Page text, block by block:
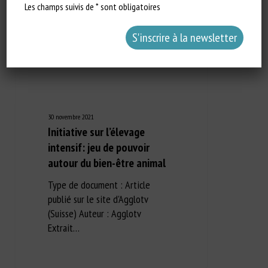
30 novembre 2021
Initiative sur l’élevage
intensif: jeu de pouvoir
autour du bien-être animal
Type de document : Article
publié sur le site d'Agglotv
(Suisse) Auteur : Agglotv
Extrait…
Les champs suivis de * sont obligatoires